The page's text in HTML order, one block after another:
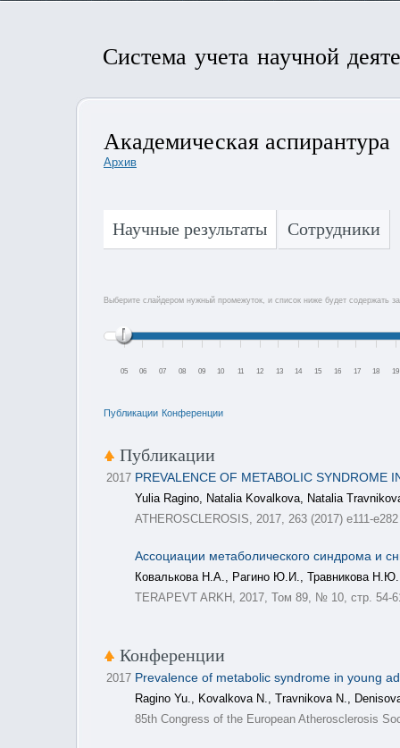
Система учета научной
Академическая аспирантура
Архив
Научные результаты Сотрудники
Выберите слайдером нужный промежуток, и список ниже будет содержать
05 06 07 08 09 10 11 12 13 14 15 16 17 18 19
Публикации Конференции
Публикации
2017 PREVALENCE OF METABOLIC SYNDROME
Yulia Ragino, Natalia Kovalkova, Natalia
ATHEROSCLEROSIS, 2017, 263 (2017) e111-e282
Ассоциации метаболического синдрома и
Ковалькова Н.А., Рагино Ю.И., Травникова
TERAPEVT ARKH, 2017, Том 89, № 10, стр. 54-
Конференции
2017 Prevalence of metabolic syndrome in young
Ragino Yu., Kovalkova N., Travnikova N.,
85th Congress of the European Atherosclerosis